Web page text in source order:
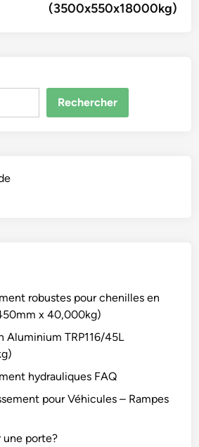
(3500x550x18000kg)
Rechercher
robustes pour chenilles en
x 40,000kg)
Aluminium TRP116/45L
hydrauliques FAQ
pour Véhicules – Rampes
porte?